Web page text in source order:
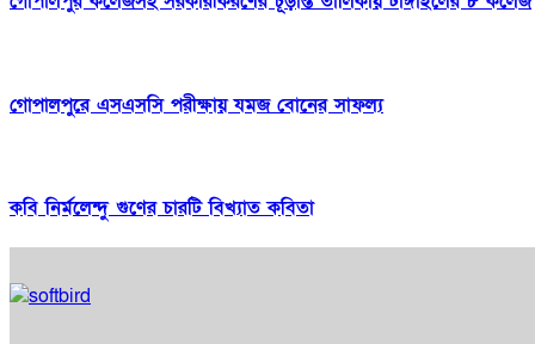
গোপালপুরে এসএসসি পরীক্ষায় যমজ বোনের সাফল্য
কবি নির্মলেন্দু গুণের চারটি বিখ্যাত কবিতা